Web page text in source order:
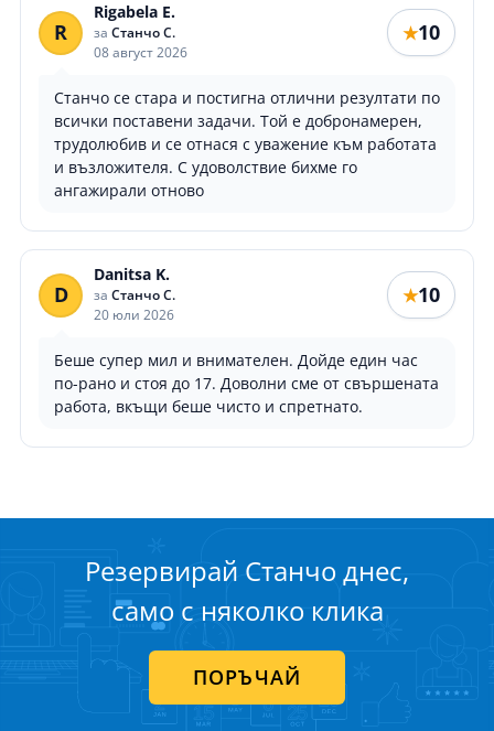
R
Rigabela E.
за Станчо С.
08 август 2026
★10
Станчо се стара и постигна отлични резултати по
всички поставени задачи. Той е добронамерен,
трудолюбив и се отнася с уважение към работата
и възложителя. С удоволствие бихме го
ангажирали отново
D
Danitsa K.
за Станчо С.
20 юли 2026
★10
Беше супер мил и внимателен. Дойде един час
по-рано и стоя до 17. Доволни сме от свършената
работа, вкъщи беше чисто и спретнато.
Резервирай Станчо днес,
само с няколко клика
ПОРЪЧАЙ